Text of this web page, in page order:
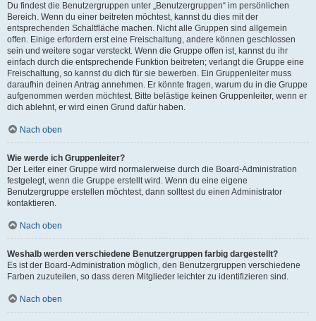
Du findest die Benutzergruppen unter „Benutzergruppen“ im persönlichen
Bereich. Wenn du einer beitreten möchtest, kannst du dies mit der
entsprechenden Schaltfläche machen. Nicht alle Gruppen sind allgemein
offen. Einige erfordern erst eine Freischaltung, andere können geschlossen
sein und weitere sogar versteckt. Wenn die Gruppe offen ist, kannst du ihr
einfach durch die entsprechende Funktion beitreten; verlangt die Gruppe eine
Freischaltung, so kannst du dich für sie bewerben. Ein Gruppenleiter muss
daraufhin deinen Antrag annehmen. Er könnte fragen, warum du in die Gruppe
aufgenommen werden möchtest. Bitte belästige keinen Gruppenleiter, wenn er
dich ablehnt, er wird einen Grund dafür haben.
Nach oben
Wie werde ich Gruppenleiter?
Der Leiter einer Gruppe wird normalerweise durch die Board-Administration
festgelegt, wenn die Gruppe erstellt wird. Wenn du eine eigene
Benutzergruppe erstellen möchtest, dann solltest du einen Administrator
kontaktieren.
Nach oben
Weshalb werden verschiedene Benutzergruppen farbig dargestellt?
Es ist der Board-Administration möglich, den Benutzergruppen verschiedene
Farben zuzuteilen, so dass deren Mitglieder leichter zu identifizieren sind.
Nach oben